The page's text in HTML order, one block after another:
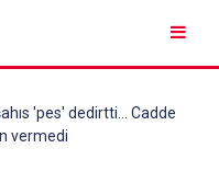
'pes' dedirtti... Cadde
vermedi